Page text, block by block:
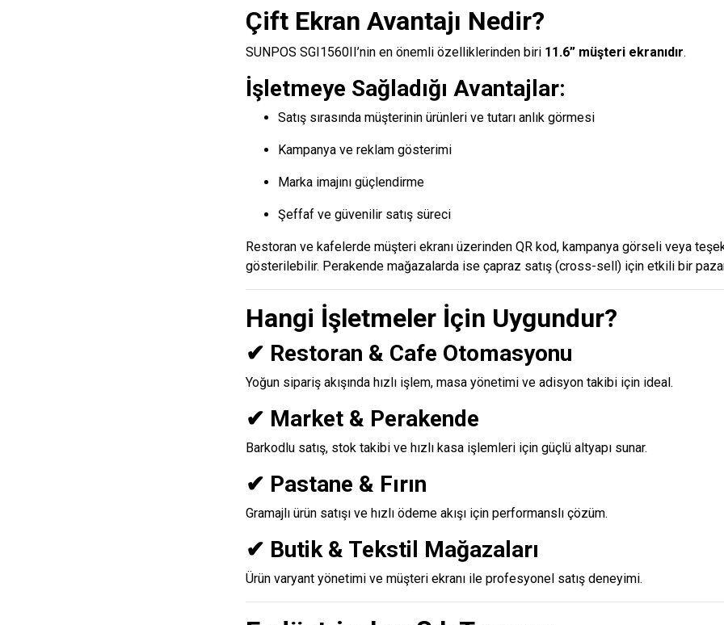
Çift Ekran Avantajı Nedir?
SUNPOS SGI1560II’nin en önemli özelliklerinden biri 11.6” müşteri ekranıdır.
İşletmeye Sağladığı Avantajlar:
Satış sırasında müşterinin ürünleri ve tutarı anlık görmesi
Kampanya ve reklam gösterimi
Marka imajını güçlendirme
Şeffaf ve güvenilir satış süreci
Restoran ve kafelerde müşteri ekranı üzerinden QR kod, kampanya görseli veya
gösterilebilir. Perakende mağazalarda ise çapraz satış (cross-sell) için etkili bir
Hangi İşletmeler İçin Uygundur?
✔ Restoran & Cafe Otomasyonu
Yoğun sipariş akışında hızlı işlem, masa yönetimi ve adisyon takibi için ideal.
✔ Market & Perakende
Barkodlu satış, stok takibi ve hızlı kasa işlemleri için güçlü altyapı sunar.
✔ Pastane & Fırın
Gramajlı ürün satışı ve hızlı ödeme akışı için performanslı çözüm.
✔ Butik & Tekstil Mağazaları
Ürün varyant yönetimi ve müşteri ekranı ile profesyonel satış deneyimi.